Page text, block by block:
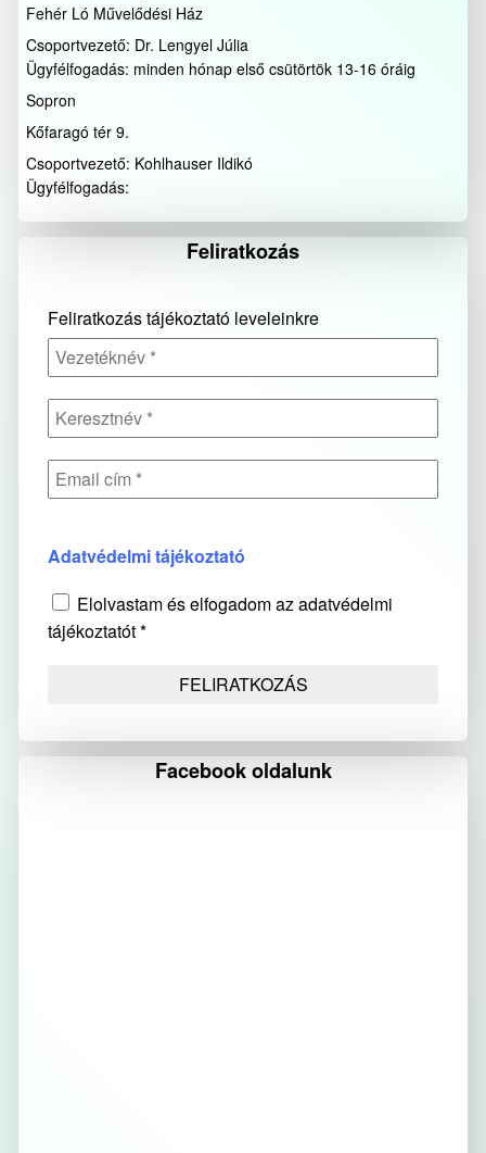
Fehér Ló Művelődési Ház
Csoportvezető: Dr. Lengyel Júlia
Ügyfélfogadás: minden hónap első csütörtök 13-16 óráig
Sopron
Kőfaragó tér 9.
Csoportvezető: Kohlhauser Ildikó
Ügyfélfogadás:
Feliratkozás
Feliratkozás tájékoztató leveleinkre
Adatvédelmi tájékoztató
Elolvastam és elfogadom az adatvédelmi
tájékoztatót *
Facebook oldalunk